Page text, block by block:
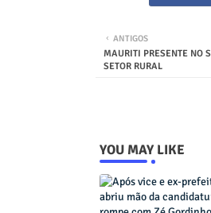
ANTIGOS
MAURITI PRESENTE NO
SETOR RURAL
YOU MAY LIKE